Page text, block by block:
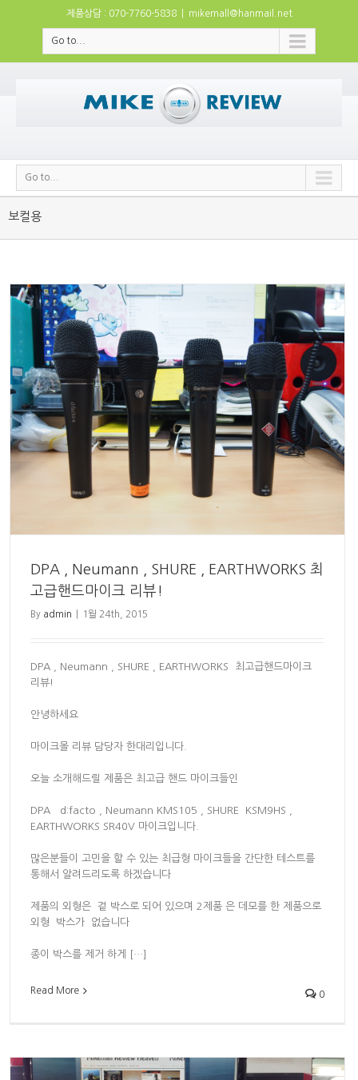
제품상담 : 070-7760-5838 mikemall@hanmail.net
Go to...
Go to...
보컬용
DPA , Neumann , SHURE , EARTHWORKS 최
고급핸드마이크 리뷰!
By admin 1월 24th, 2015
DPA , Neumann , SHURE , EARTHWORKS 최고급핸드마이크
리뷰!
안녕하세요
마이크몰 리뷰 담당자 한대리입니다.
오늘 소개해드릴 제품은 최고급 핸드 마이크들인
DPA d:facto , Neumann KMS105 , SHURE KSM9HS ,
EARTHWORKS SR40V 마이크입니다.
많은분들이 고민을 할 수 있는 최급형 마이크들을 간단한 테스트를
통해서 알려드리도록 하겠습니다
제품의 외형은 겉 박스로 되어 있으며 2제품 은 데모를 한 제품으로
외형 박스가 없습니다
종이 박스를 제거 하게 […]
Read More 0